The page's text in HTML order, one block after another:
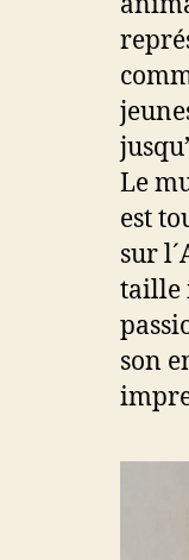
Le
est
sur
taille
son